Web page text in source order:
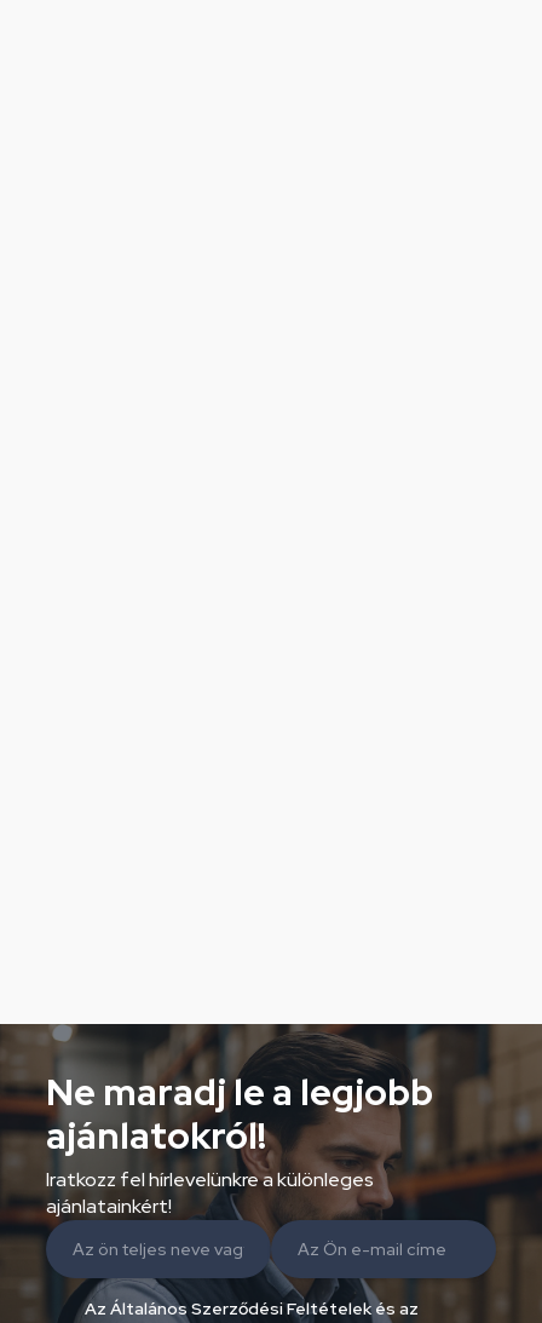
Ne maradj le a legjobb
ajánlatokról!
Iratkozz fel hírlevelünkre a különleges
ajánlatainkért!
Az Általános Szerződési Feltételek és az